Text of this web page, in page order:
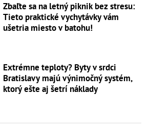
Zbaľte sa na letný piknik bez stresu:
Tieto praktické vychytávky vám
ušetria miesto v batohu!
Extrémne teploty? Byty v srdci
Bratislavy majú výnimočný systém,
ktorý ešte aj šetrí náklady